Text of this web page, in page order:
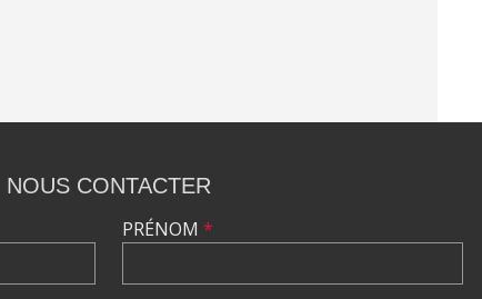
NOUS CONTACTER
PRÉNOM *